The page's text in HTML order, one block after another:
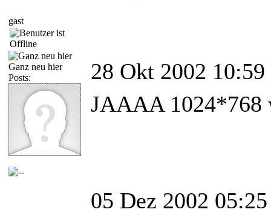
gast
Ganz neu hier
Posts:
28 Okt 2002 10:59
JAAAA 1024*768
05 Dez 2002 05:25